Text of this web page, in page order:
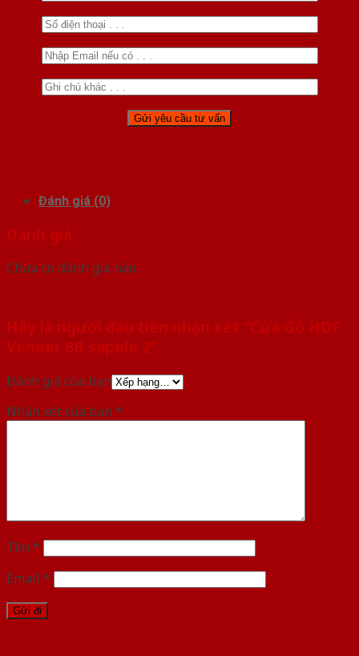
Đánh giá (0)
Đánh giá
Chưa có đánh giá nào.
Hãy là người đầu tiên nhận xét “Cửa Gỗ HDF
Veneer 6B sapele 2”
Đánh giá của bạn
Nhận xét của bạn *
Tên *
Email *